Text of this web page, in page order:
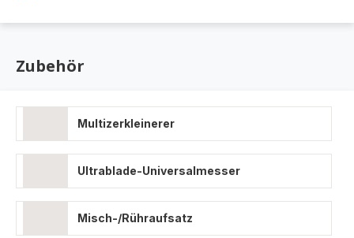
Zubehör
Multizerkleinerer
Ultrablade-Universalmesser
Misch-/Rühraufsatz